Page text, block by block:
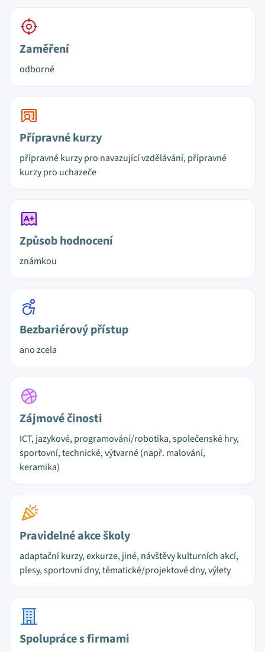
Zaměření
odborné
Přípravné kurzy
přípravné kurzy pro navazující vzdělávání, přípravné
kurzy pro uchazeče
Způsob hodnocení
známkou
Bezbariérový přístup
ano zcela
Zájmové činosti
ICT, jazykové, programování/robotika, společenské hry,
sportovní, technické, výtvarné (např. malování,
keramika)
Pravidelné akce školy
adaptační kurzy, exkurze, jiné, návštěvy kulturních akcí,
plesy, sportovní dny, tématické/projektové dny, výlety
Spolupráce s firmami